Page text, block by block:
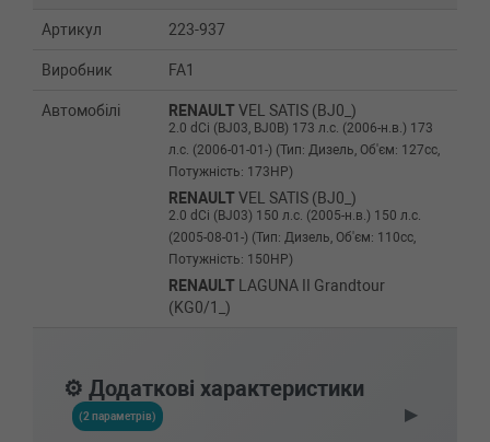
Артикул 223-937
Виробник FA1
Автомобілі RENAULTVEL SATIS (BJ0_)
2.0 dCi (BJ03, BJ0B) 173 л.с. (2006-н.в.) 173
л.с. (2006-01-01-) (Тип: Дизель, Об'єм: 127cc,
Потужність: 173HP)
RENAULTVEL SATIS (BJ0_)
2.0 dCi (BJ03) 150 л.с. (2005-н.в.) 150 л.с.
(2005-08-01-) (Тип: Дизель, Об'єм: 110cc,
Потужність: 150HP)
RENAULT LAGUNA II Grandtour
(KG0/1_)
RENAULTLAGUNA II Grandtour
⚙️ Додаткові характеристики
(2 параметрів) ▶